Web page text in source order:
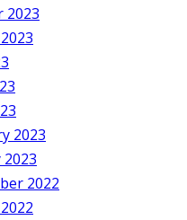
2023
2023
2023
2022